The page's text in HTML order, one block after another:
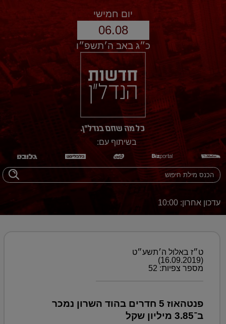
יום חמישי
06.08
כ״ג באב ה׳תשפ״ו
בשיתוף עם:
עדכון אחרון: 10:00
ט״ז באלול ה׳תשע״ט
(16.09.2019)
מספר צפיות: 52
פנטהאוז 5 חדרים בהוד השרון נמכר
ב־3.85 מיליון שקל